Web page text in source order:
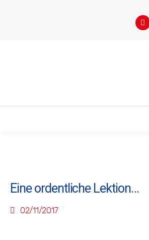
Eine ordentliche Lektion…
02/11/2017